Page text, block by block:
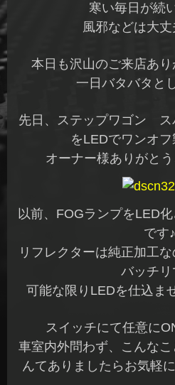
寒い毎日が続
風邪などは大丈
本日も沢山のご来店あ
一日バタバタと
先日、ステップワゴン ス
をLEDでワンオ
オーナー様ありがと
以前、FOGランプをLED
です♪
リフレクターは純正加工
バッチリ
可能な限りLEDを仕込ま
スイッチにて任意に
車室内外問わず、こんな
んてありましたらお気軽